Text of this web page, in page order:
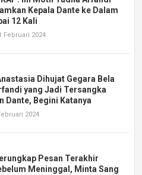
Kepala Dante ke Dalam
12 Kali
Februari 2024
Dihujat Gegara Bela
yang Jadi Tersangka
Dante, Begini Katanya
2024
Pesan Terakhir
Meninggal, Minta Sang